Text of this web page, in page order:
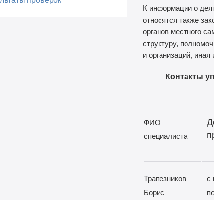
К информации о
относятся также
органов местного
структуру,
и организаций,
Контакты
ФИО
специалиста
Трапезников
Борис
с